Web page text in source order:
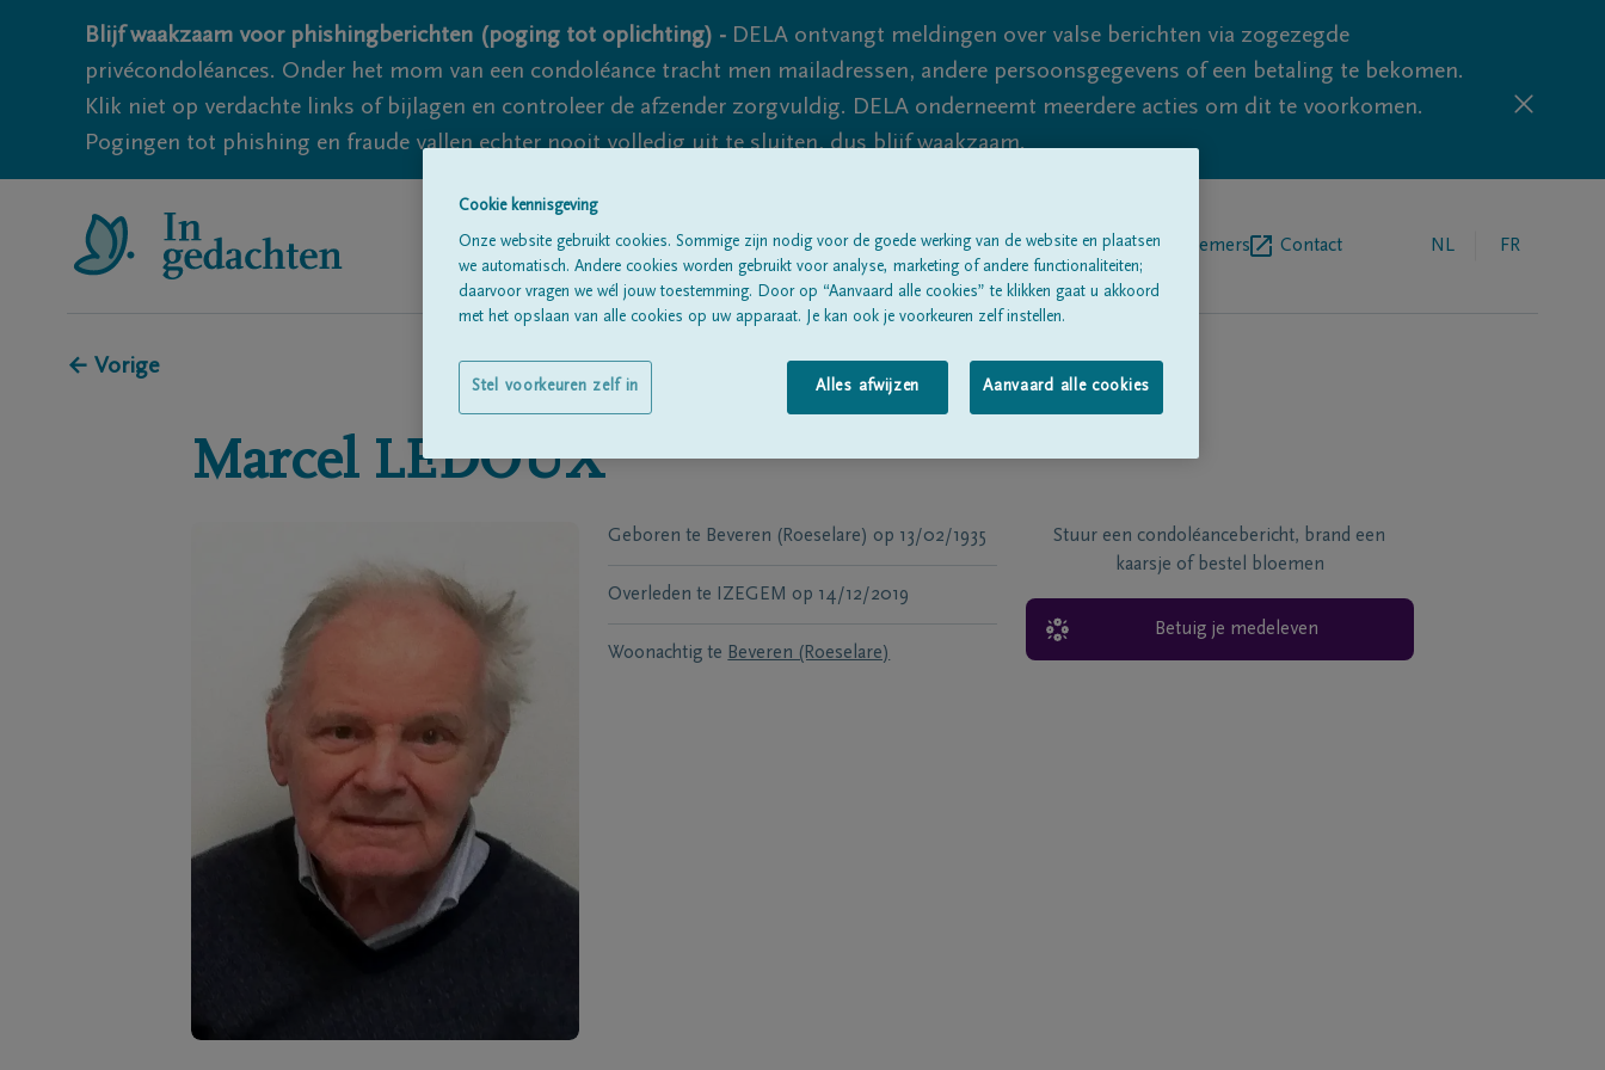
Blijf waakzaam voor phishingberichten (poging tot oplichting) - DELA ontvangt meldingen over valse berichten via zogezegde
privécondoléances. Onder het mom van een condoléance tracht men mailadressen, andere persoonsgegevens of een betaling te bekomen.
Klik niet op verdachte links of bijlagen en controleer de afzender zorgvuldig. DELA onderneemt meerdere acties om dit te voorkomen.
Pogingen tot phishing en fraude vallen echter nooit volledig uit te sluiten, dus blijf waakzaam.
Alle rouwberichtenOver onsBegrafenisondernemers Contact NL FR
← Vorige
Marcel LEDOUX
Geboren te Beveren (Roeselare) op 13/02/1935
Overleden te IZEGEM op 14/12/2019
Woonachtig te Beveren (Roeselare)
Stuur een condoléancebericht, brand een
kaarsje of bestel bloemen
Betuig je medeleven
Cookie kennisgeving
Onze website gebruikt cookies. Sommige zijn nodig voor de goede werking van de website en plaatsen
we automatisch. Andere cookies worden gebruikt voor analyse, marketing of andere functionaliteiten;
daarvoor vragen we wél jouw toestemming. Door op “Aanvaard alle cookies” te klikken gaat u akkoord
met het opslaan van alle cookies op uw apparaat. Je kan ook je voorkeuren zelf instellen.
Alles afwijzen Aanvaard alle cookies
Stel voorkeuren zelf in